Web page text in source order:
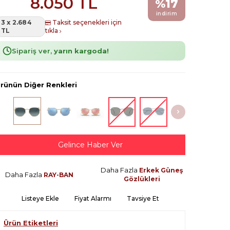
3 x 2.684
TL
Taksit seçenekleri için
tıkla
%17
indirim
Sipariş ver, yarın kargoda!
Diğer Renkleri
Gelince Haber Ver
Daha Fazla RAY-BAN
Daha Fazla Erkek Güneş
Gözlükleri
Listeye Ekle Fiyat Alarmı Tavsiye Et
Ürün Etiketleri